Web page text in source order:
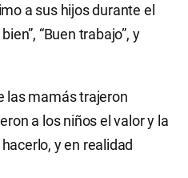
a sus hijos durante el
“Buen trabajo”, y
las mamás trajeron
a los niños el valor y la
y en realidad